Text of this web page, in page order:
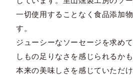
一切使用することなく食品添加
す。
ジューシーなソーセージを求め
しもの足りなさを感じられるか
本来の美味しさを感じていただけ